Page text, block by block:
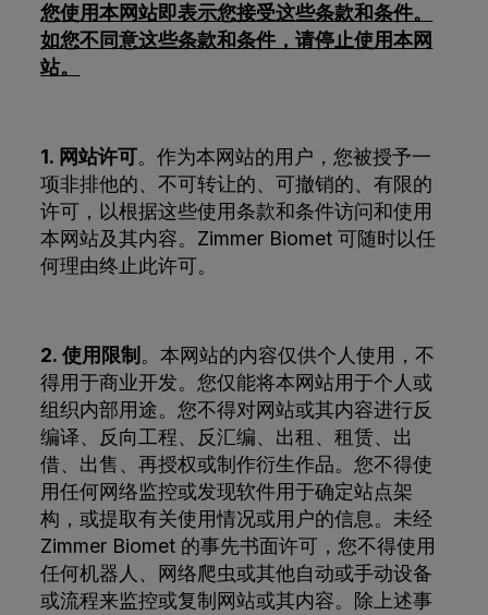
您使用本网站即表示您接受这些条款和条件。
如您不同意这些条款和条件，请停止使用本网
站。
1. 网站许可。作为本网站的用户，您被授予一
项非排他的、不可转让的、可撤销的、有限的
许可，以根据这些使用条款和条件访问和使用
本网站及其内容。Zimmer Biomet 可随时以任
何理由终止此许可。
2. 使用限制 。本网站的内容仅供个人使用，不
得用于商业开发。您仅能将本网站用于个人或
组织内部用途。您不得对网站或其内容进行反
编译、反向工程、反汇编、出租、租赁、出
借、出售、再授权或制作衍生作品。您不得使
用任何网络监控或发现软件用于确定站点架
构，或提取有关使用情况或用户的信息。未经
Zimmer Biomet 的事先书面许可，您不得使用
任何机器人、网络爬虫或其他自动或手动设备
或流程来监控或复制网站或其内容。除上述事